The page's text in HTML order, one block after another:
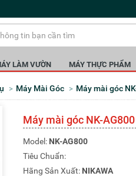
MÁY LÀM VƯỜN MÁY THỰC PHẨM
Máy Mài Góc Máy mài góc
Máy mài góc NK-AG800
Model: NK-AG800
Tiêu Chuẩn:
Hãng Sản Xuất: NIKAWA